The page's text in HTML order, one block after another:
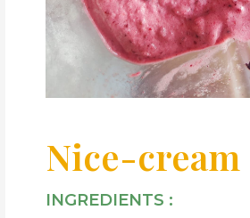
Nice-cream
INGREDIENTS :